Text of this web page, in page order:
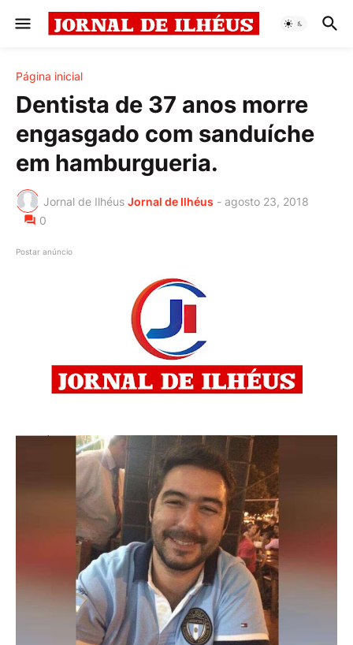
Página inicial
Dentista de 37 anos morre
engasgado com sanduíche
em hamburgueria.
Jornal de Ilhéus Jornal de Ilhéus - agosto 23, 2018
0
Postar anúncio